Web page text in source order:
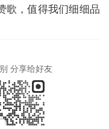
歌，值得我们细细品
分享给好友